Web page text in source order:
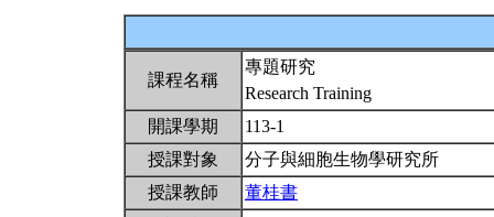
課程名稱
專題研究
Research Training
開課學期
113-1
授課對象
分子與細胞生物學研究所
授課教師
董桂書